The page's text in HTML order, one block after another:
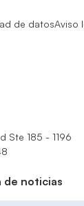
de datosAviso
Ste 185 - 1196
de noticias